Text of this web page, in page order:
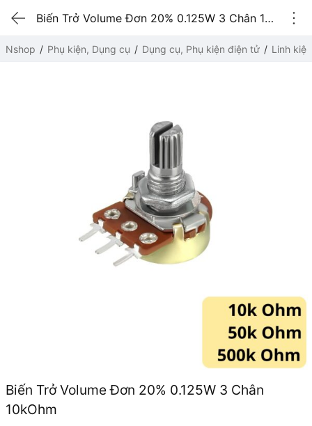
Biến Trở Volume Đơn 20% 0.125W 3 Chân 10kOhm
Nshop Phụ kiện, Dụng cụ Dụng cụ, Phụ kiện điện tử Linh
Biến Trở Volume Đơn 20% 0.125W 3 Chân
10kOhm